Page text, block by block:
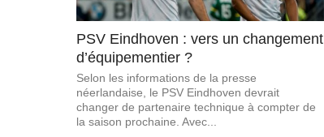
PSV Eindhoven : vers un changement
d’équipementier ?
Selon les informations de la presse
néerlandaise, le PSV Eindhoven devrait
changer de partenaire technique à compter de
la saison prochaine. Avec...